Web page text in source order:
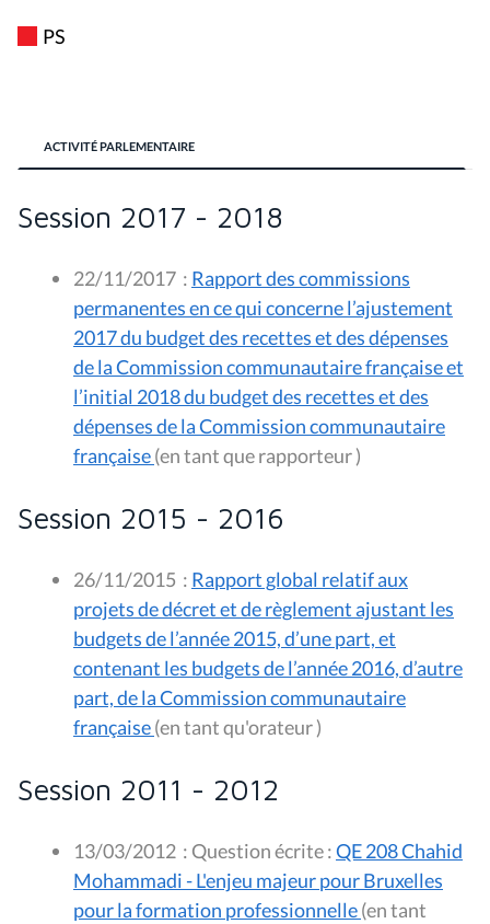
PS
ACTIVITÉ PARLEMENTAIRE
Session 2017 - 2018
22/11/2017 : Rapport des commissions
permanentes en ce qui concerne l’ajustement
2017 du budget des recettes et des dépenses
de la Commission communautaire française et
l’initial 2018 du budget des recettes et des
dépenses de la Commission communautaire
française
(en tant que rapporteur )
Session 2015 - 2016
26/11/2015 : Rapport global relatif aux
projets de décret et de règlement ajustant les
budgets de l’année 2015, d’une part, et
contenant les budgets de l’année 2016, d’autre
part, de la Commission communautaire
française
(en tant qu'orateur )
Session 2011 - 2012
13/03/2012 : Question écrite :QE 208 Chahid
Mohammadi - L'enjeu majeur pour Bruxelles
pour la formation professionnelle(en tant